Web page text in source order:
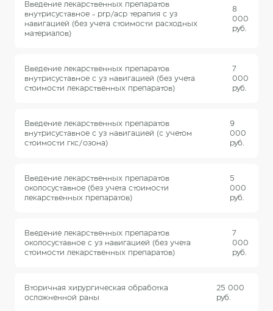
Введение лекарственных препаратов
внутрисуставное - prp/acp терапия с уз
навигацией (без учета стоимости расходных
материалов)
8
000
руб.
Введение лекарственных препаратов
внутрисуставное с уз навигацией (без учета
стоимости лекарственных препаратов)
7
000
руб.
Введение лекарственных препаратов
внутрисуставное с уз навигацией (с учетом
стоимости гкс/озона)
9
000
руб.
Введение лекарственных препаратов
околосуставное (без учета стоимости
лекарственных препаратов)
5
000
руб.
Введение лекарственных препаратов
околосуставное с уз навигацией (без учета
стоимости лекарственных препаратов)
7
000
руб.
Вторичная хирургическая обработка
осложненной раны
25 000
руб.